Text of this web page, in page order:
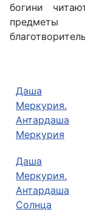
богини
Даша
Меркурия.
Антардаша
Меркурия
Даша
Меркурия.
Антардаша
Солнца